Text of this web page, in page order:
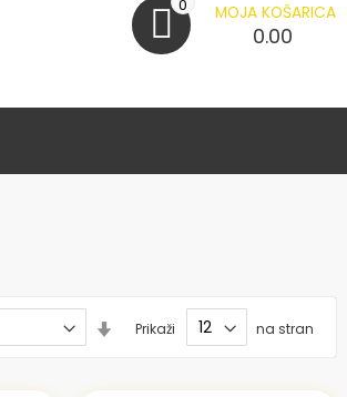
MOJA KOŠARICA
0.00
0
Prikaži na stran
Nastavi